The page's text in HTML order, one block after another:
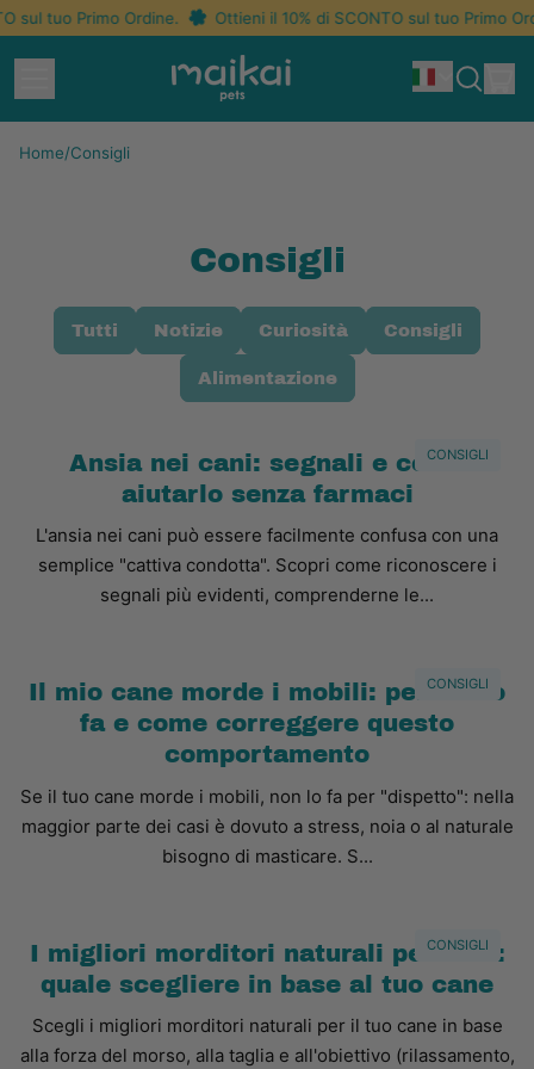
sul tuo Primo Ordine. Ottieni il 10% di SCONTO sul tuo Primo
Idioma
Cerca
Home/Consigli
Consigli
Tutti Notizie Curiosità Consigli
Alimentazione
CONSIGLI
Ansia nei cani: segnali e come
aiutarlo senza farmaci
L'ansia nei cani può essere facilmente confusa con una
semplice "cattiva condotta". Scopri come riconoscere i
segnali più evidenti, comprenderne le...
CONSIGLI
Il mio cane morde i mobili: perché lo
fa e come correggere questo
comportamento
Se il tuo cane morde i mobili, non lo fa per "dispetto": nella
maggior parte dei casi è dovuto a stress, noia o al naturale
bisogno di masticare. S...
CONSIGLI
I migliori morditori naturali per cani:
quale scegliere in base al tuo cane
Scegli i migliori morditori naturali per il tuo cane in base
alla forza del morso, alla taglia e all'obiettivo (rilassamento,